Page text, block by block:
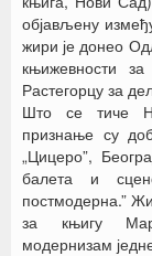
објављену
жири је донео
књижевности
Растегорцу за
Што се тиче
признање су
„Цицеро”,
балета и
постмодерна.”
за књигу
модернизам